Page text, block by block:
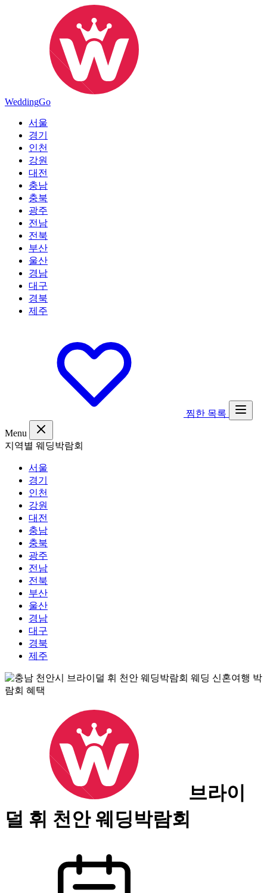
WeddingGo
서울
경기
인천
강원
대전
충남
충북
광주
전남
전북
부산
울산
경남
대구
경북
제주
찜한 목록
Menu
지역별 웨딩박람회
서울
경기
인천
강원
대전
충남
충북
광주
전남
전북
부산
울산
경남
대구
경북
제주
브라이
덜 휘 천안 웨딩박람회